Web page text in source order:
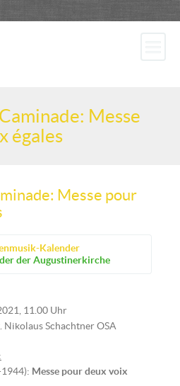
Messe
égales
Messe pour
Kalender
der Augustinerkirche
11.00 Uhr
Schachtner OSA
:
Messe pour deux voix